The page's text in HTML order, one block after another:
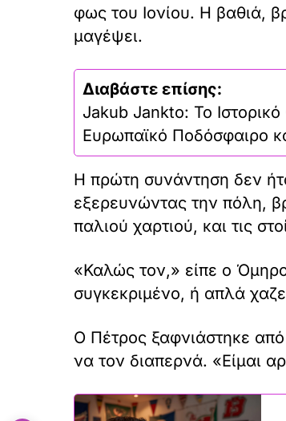
φως του Ιονίου. Η βαθιά,
μαγέψει.
Διαβάστε επίσης:
Jakub Jankto: Το
Ευρωπαϊκό Ποδόσφαιρο
Η πρώτη συνάντηση δεν
εξερευνώντας την πόλη,
παλιού χαρτιού, και τις
«Καλώς τον,» είπε ο
συγκεκριμένο, ή απλά
Ο Πέτρος ξαφνιάστηκε
να τον διαπερνά. «Είμαι